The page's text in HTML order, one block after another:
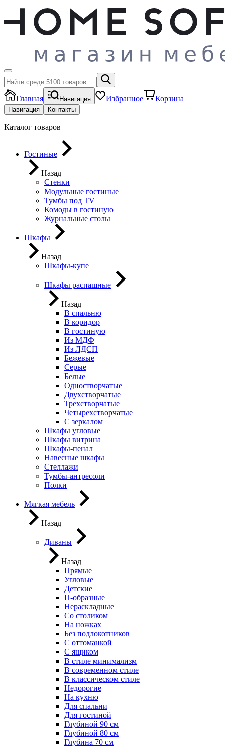
Главная Навигация Избранное Корзина
Навигация Контакты
Каталог товаров
Гостиные
Назад
Стенки
Модульные гостиные
Тумбы под ТV
Комоды в гостиную
Журнальные столы
Шкафы
Назад
Шкафы-купе
Шкафы распашные
Назад
В спальню
В коридор
В гостиную
Из МДФ
Из ЛДСП
Бежевые
Серые
Белые
Одностворчатые
Двухстворчатые
Трехстворчатые
Четырехстворчатые
С зеркалом
Шкафы угловые
Шкафы витрина
Шкафы-пенал
Навесные шкафы
Стеллажи
Тумбы-антресоли
Полки
Мягкая мебель
Назад
Диваны
Назад
Прямые
Угловые
Детские
П-образные
Нераскладные
Со столиком
На ножках
Без подлокотников
С оттоманкой
С ящиком
В стиле минимализм
В современном стиле
В классическом стиле
Недорогие
На кухню
Для спальни
Для гостиной
Глубиной 90 см
Глубиной 80 см
Глубина 70 см